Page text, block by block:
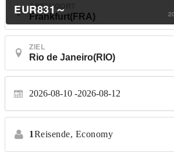
ABFLUGORT
ZIEL
2026-08-10 2026-08-12
1Reisende, Economy
EUR831～